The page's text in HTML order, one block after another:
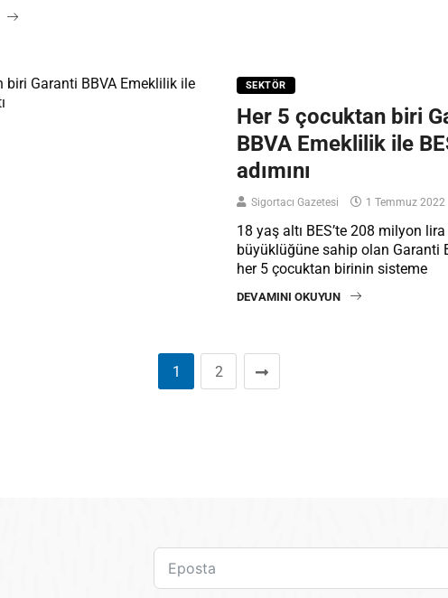
SEKTÖR
Her 5 çocuktan biri
BBVA Emeklilik ile
adımını
Sigortacı Gazetesi 1 Temmuz 2022
18 yaş altı BES’te 208 milyon
büyüklüğüne sahip olan Garanti
her 5 çocuktan birinin sisteme
DEVAMINI OKUYUN
1 2